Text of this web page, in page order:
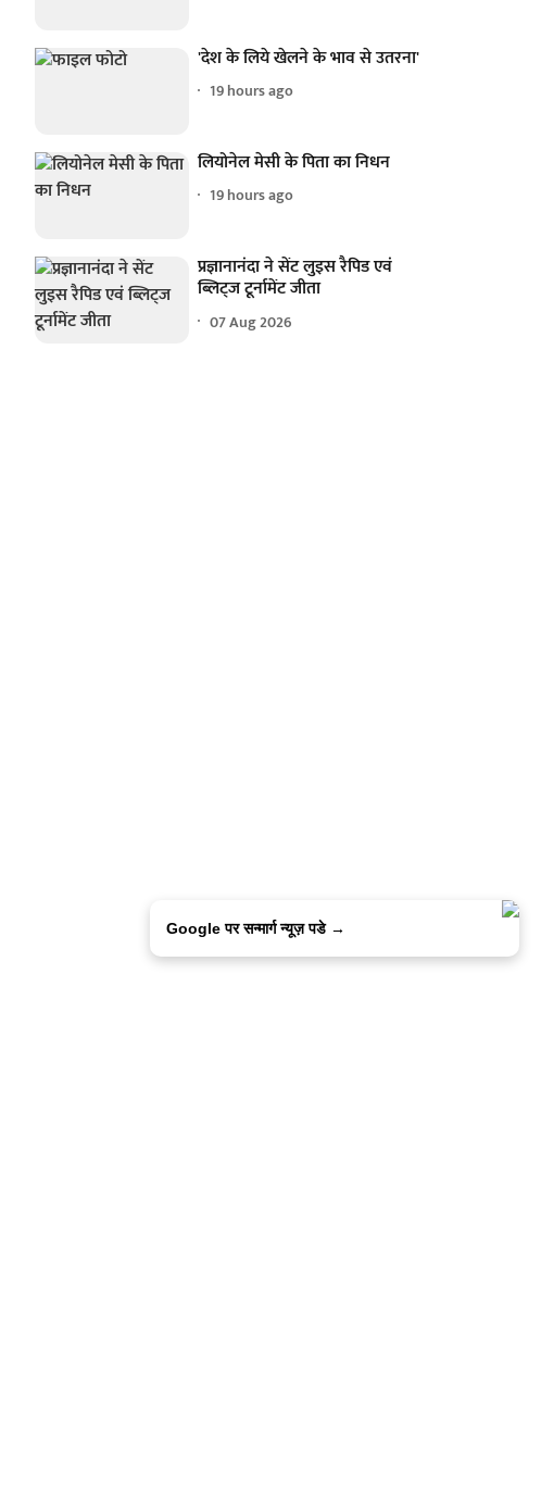
'देश के लिये खेलने के भाव से उतरना'
19 hours ago
लियोनेल मेसी के पिता का निधन
19 hours ago
प्रज्ञानानंदा ने सेंट लुइस रैपिड एवं
ब्लिट्ज टूर्नामेंट जीता
07 Aug 2026
Google पर सन्मार्ग न्यूज़ पडे →